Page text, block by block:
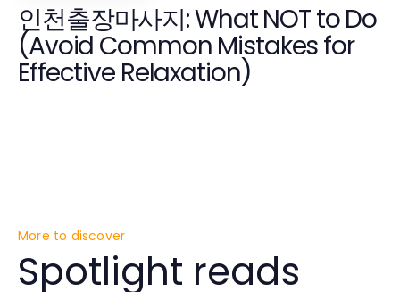
인천출장마사지: What NOT to Do
(Avoid Common Mistakes for
Effective Relaxation)
More to discover
Spotlight reads